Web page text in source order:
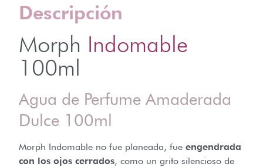
Descripción
Morph Indomable
100ml
Agua de Perfume Amaderada
Dulce 100ml
Morph Indomable no fue planeada, fue engendrada
con los ojos cerrados, como un grito silencioso de